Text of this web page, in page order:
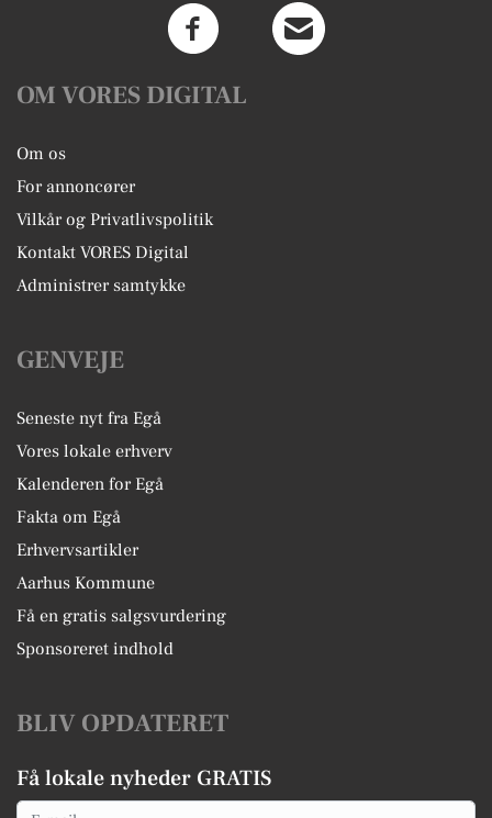
OM VORES DIGITAL
Om os
For annoncører
Vilkår og Privatlivspolitik
Kontakt VORES Digital
Administrer samtykke
GENVEJE
Seneste nyt fra Egå
Vores lokale erhverv
Kalenderen for Egå
Fakta om Egå
Erhvervsartikler
Aarhus Kommune
Få en gratis salgsvurdering
Sponsoreret indhold
BLIV OPDATERET
Få lokale nyheder GRATIS
Email